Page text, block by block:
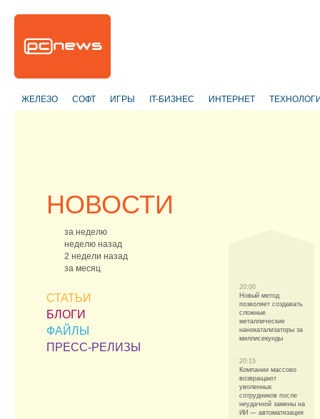
ЖЕЛЕЗО СОФТ ИГРЫ IT-БИЗНЕС ИНТЕРНЕТ
НОВОСТИ
за неделю
неделю назад
2 недели назад
за месяц
СТАТЬИ
БЛОГИ
ФАЙЛЫ
ПРЕСС-РЕЛИЗЫ
20:00
Новый метод
позволяет создавать
сложные
металлические
нанокатализаторы за
миллисекунды
20:15
Компании массово
возвращают
уволенных
сотрудников после
неудачной замены на
ИИ — автоматизация